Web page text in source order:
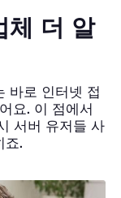
체 더 알
바로 인터넷 접
요. 이 점에서
서버 유저들 사
죠.